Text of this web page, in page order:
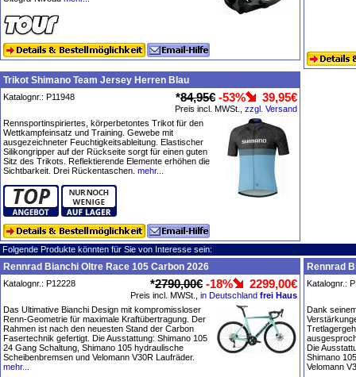
Trikot Shimano Team Jersey Herren Blau
Katalognr.: P11948 *84,95€ -53% 39,95€
Preis incl. MWSt., zzgl. Versand
Rennsportinspiriertes, körperbetontes Trikot für den
Wettkampfeinsatz und Training. Gewebe mit
ausgezeichneter Feuchtigkeitsableitung. Elastischer
Silikongripper auf der Rückseite sorgt für einen guten
Sitz des Trikots. Reflektierende Elemente erhöhen die
Sichtbarkeit. Drei Rückentaschen. mehr...
Folgende Produkte könnten für Sie von Interesse sein:
Rennrad Bianchi Oltre Race 105 Carbon 2026
Katalognr.: P12228 *2790,00€ -18% 2299,00€
Preis incl. MWSt., in Deutschland frei Haus
Das Ultimative Bianchi Design mit kompromissloser
Renn-Geometrie für maximale Kraftübertragung. Der
Rahmen ist nach den neuesten Stand der Carbon
Fasertechnik gefertigt. Die Ausstattung: Shimano 105
24 Gang Schaltung, Shimano 105 hydraulische
Scheibenbremsen und Velomann V30R Laufräder.
mehr...
Rennrad
Katalognr.:
Dank
Die
Shimano
Velomann